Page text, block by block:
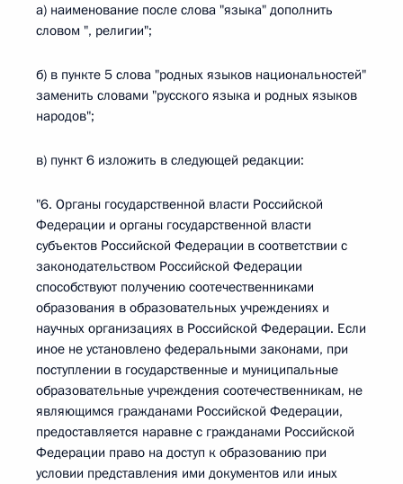
а) наименование после слова "языка" дополнить
словом ", религии";
б) в пункте 5 слова "родных языков национальностей"
заменить словами "русского языка и родных языков
народов";
в) пункт 6 изложить в следующей редакции:
"6. Органы государственной власти Российской
Федерации и органы государственной власти
субъектов Российской Федерации в соответствии с
законодательством Российской Федерации
способствуют получению соотечественниками
образования в образовательных учреждениях и
научных организациях в Российской Федерации. Если
иное не установлено федеральными законами, при
поступлении в государственные и муниципальные
образовательные учреждения соотечественникам, не
являющимся гражданами Российской Федерации,
предоставляется наравне с гражданами Российской
Федерации право на доступ к образованию при
условии представления ими документов или иных